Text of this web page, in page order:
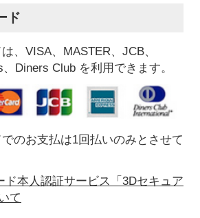
ド
、VISA、MASTER、JCB、
Diners Club を利用できます。
のお支払は1回払いのみとさせて
ド本人認証サービス「3Dセキュア
て